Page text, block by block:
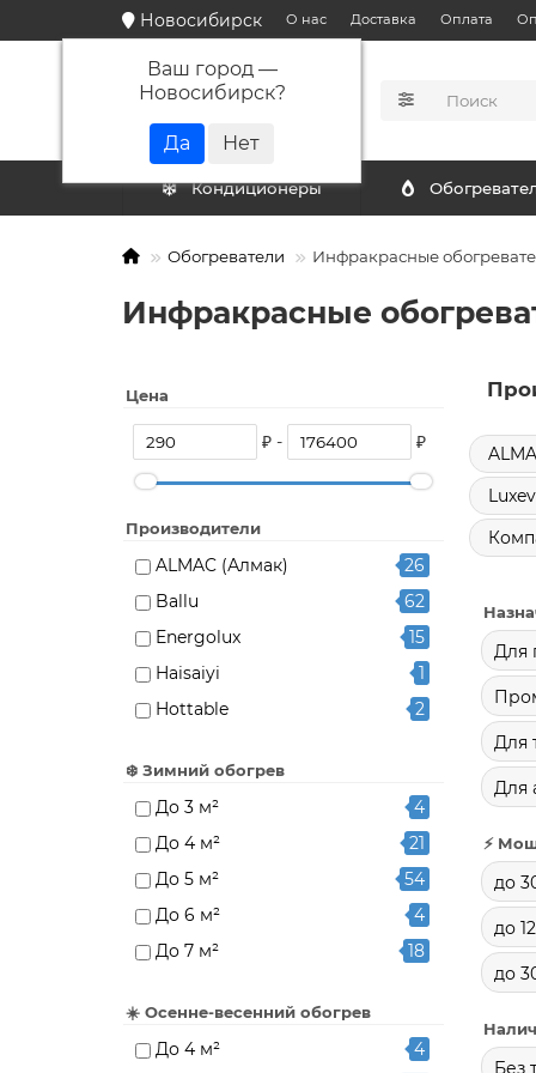
Новосибирск
Ваш город —
Новосибирск?
О нас Доставка Оплата
КАТАЛОГ
Кондиционеры
Обогреватели Инфракрасные
Инфракрасные
Цена
₽ - ₽
Производители
ALMAC (Алмак)
26
Ballu
62
Energolux
15
Haisaiyi
1
Hottable
2
INFRA-TEC
Kalashnikov
15
Luxeva
13
MasterLeto
1
Optima
3
Veito
15
21
9
❄️ Зимний обогрев
До 3 м²
4
До 4 м²
21
До 5 м²
54
До 6 м²
4
До 7 м²
18
До 10 м²
До 12 м²
2
☀️ Осенне-весенний обогрев
До 4 м²
4
Для
Для
Для
⚡
до
до
до
Без